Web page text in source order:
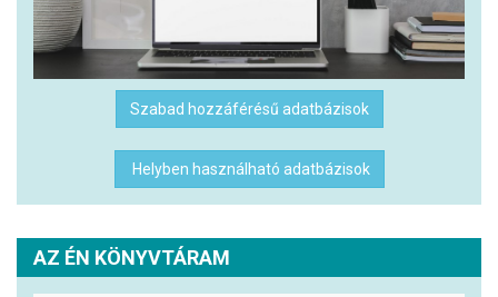
Szabad hozzáférésű adatbázisok
Helyben használható adatbázisok
AZ ÉN KÖNYVTÁRAM